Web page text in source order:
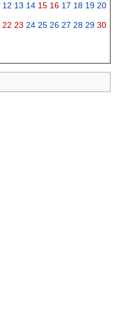
12 13 14 15 16 17 18 19 20
22 23 24 25 26 27 28 29 30